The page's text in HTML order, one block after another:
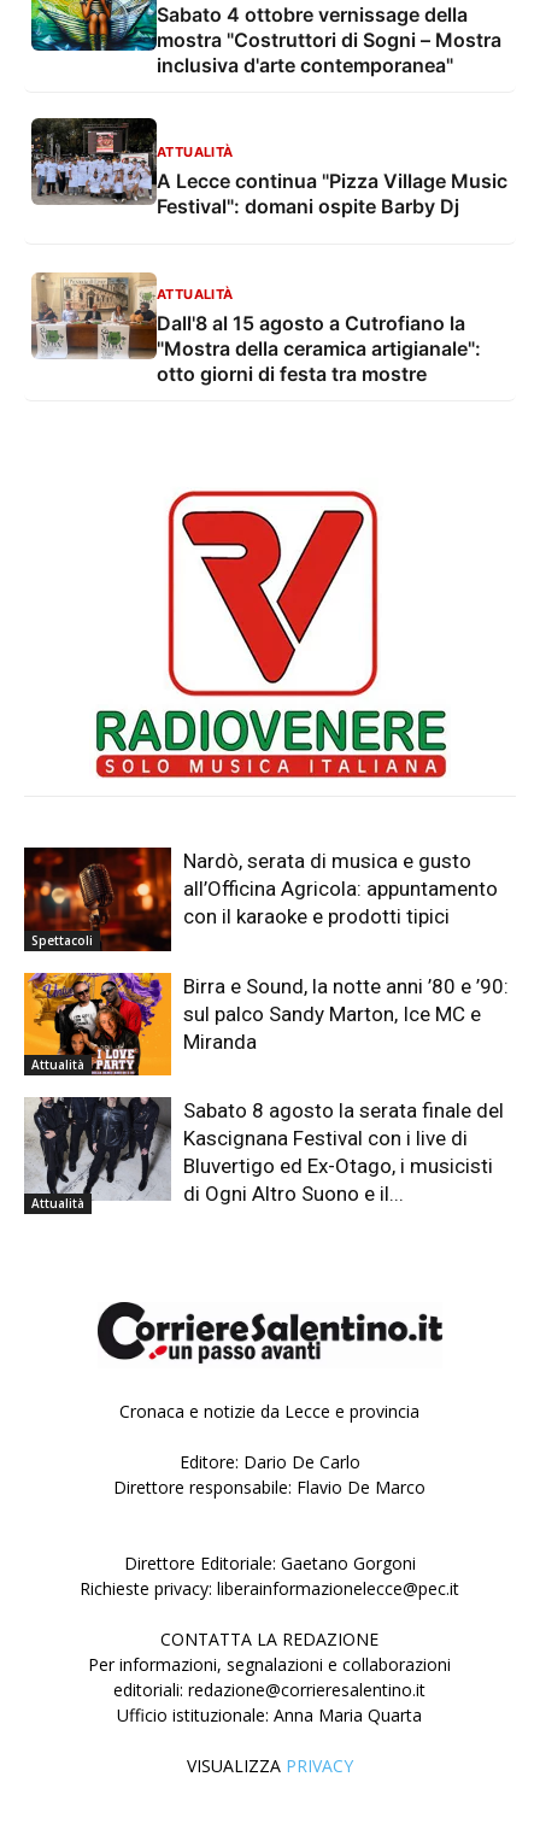
Sabato 4 ottobre vernissage della
mostra "Costruttori di Sogni – Mostra
inclusiva d'arte contemporanea"
ATTUALITÀ
A Lecce continua "Pizza Village Music
Festival": domani ospite Barby Dj
ATTUALITÀ
Dall'8 al 15 agosto a Cutrofiano la
"Mostra della ceramica artigianale":
otto giorni di festa tra mostre
Spettacoli
Nardò, serata di musica e gusto
all’Officina Agricola: appuntamento
con il karaoke e prodotti tipici
Attualità
Birra e Sound, la notte anni ’80 e ’90:
sul palco Sandy Marton, Ice MC e
Miranda
Attualità
Sabato 8 agosto la serata finale del
Kascignana Festival con i live di
Bluvertigo ed Ex-Otago, i musicisti
di Ogni Altro Suono e il...
Cronaca e notizie da Lecce e provincia
Editore: Dario De Carlo
Direttore responsabile: Flavio De Marco
Direttore Editoriale: Gaetano Gorgoni
Richieste privacy: liberainformazionelecce@pec.it
CONTATTA LA REDAZIONE
Per informazioni, segnalazioni e collaborazioni
editoriali: redazione@corrieresalentino.it
Ufficio istituzionale: Anna Maria Quarta
VISUALIZZA PRIVACY